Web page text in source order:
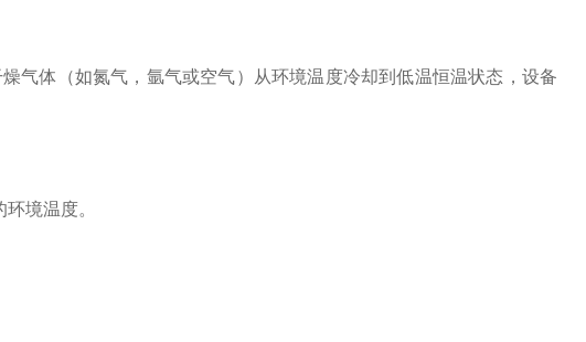
气体（如氮气，氩气或空气）从环境温度冷却到低温恒温状态，设备
境温度。